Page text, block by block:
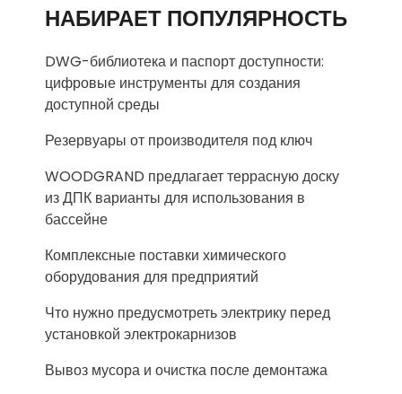
НАБИРАЕТ ПОПУЛЯРНОСТЬ
DWG-библиотека и паспорт доступности:
цифровые инструменты для создания
доступной среды
Резервуары от производителя под ключ
WOODGRAND предлагает террасную доску
из ДПК варианты для использования в
бассейне
Комплексные поставки химического
оборудования для предприятий
Что нужно предусмотреть электрику перед
установкой электрокарнизов
Вывоз мусора и очистка после демонтажа